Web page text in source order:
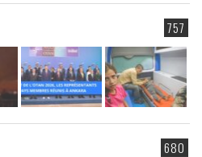
757
680